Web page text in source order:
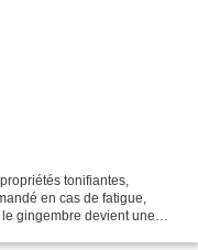
tonifiantes,
en cas de fatigue,
gingembre devient une